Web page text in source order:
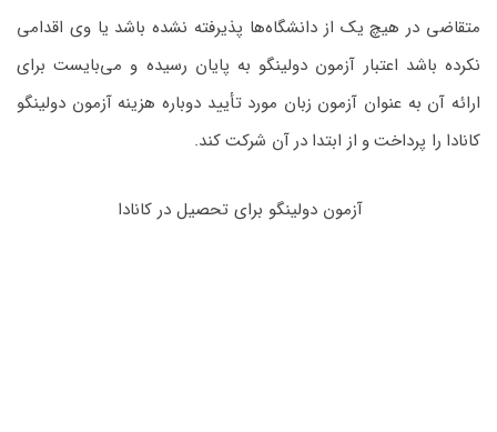
متقاضی در هیچ یک از دانشگاه‌ها پذیرفته نشده باشد یا وی اقدامی
نکرده باشد اعتبار آزمون دولینگو به پایان رسیده و می‌بایست برای
ارائه آن به عنوان آزمون زبان مورد تأیید دوباره هزینه آزمون دولینگو
کانادا را پرداخت و از ابتدا در آن شرکت کند.
آزمون دولینگو برای تحصیل در کانادا